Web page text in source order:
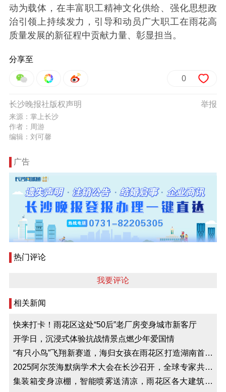
动为载体，在丰富职工精神文化供给、强化思想政
治引领上持续发力，引导和动员广大职工在雨花高
质量发展的新征程中贡献力量、彰显担当。
分享至
0
举报
长沙晚报社版权声明
来源：掌上长沙
作者：周游
编辑：刘可馨
广告
热门评论
我要评论
相关新闻
快来打卡！雨花区这处“50后”老厂房变身城市新客厅
开学日，沉浸式体验抗战情景点燃少年爱国情
“有只小鸟”飞翔新赛道，海归女孩在雨花区打造湖南首家
鸟咖｜来长沙 创未来
2025阿尔茨海默病学术大会在长沙召开，全球专家共话
防治新方案
集装箱变身凉棚，智能喷雾送清凉，雨花区各大建筑工